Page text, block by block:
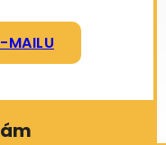
MAILU